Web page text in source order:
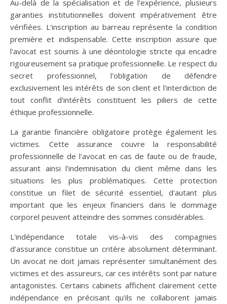
Au-delà de la spécialisation et de l'expérience, plusieurs
garanties institutionnelles doivent impérativement être
vérifiées. L'inscription au barreau représente la condition
première et indispensable. Cette inscription assure que
l'avocat est soumis à une déontologie stricte qui encadre
rigoureusement sa pratique professionnelle. Le respect du
secret professionnel, l'obligation de défendre
exclusivement les intérêts de son client et l'interdiction de
tout conflit d'intérêts constituent les piliers de cette
éthique professionnelle.
La garantie financière obligatoire protège également les
victimes. Cette assurance couvre la responsabilité
professionnelle de l'avocat en cas de faute ou de fraude,
assurant ainsi l'indemnisation du client même dans les
situations les plus problématiques. Cette protection
constitue un filet de sécurité essentiel, d'autant plus
important que les enjeux financiers dans le dommage
corporel peuvent atteindre des sommes considérables.
L'indépendance totale vis-à-vis des compagnies
d'assurance constitue un critère absolument déterminant.
Un avocat ne doit jamais représenter simultanément des
victimes et des assureurs, car ces intérêts sont par nature
antagonistes. Certains cabinets affichent clairement cette
indépendance en précisant qu'ils ne collaborent jamais